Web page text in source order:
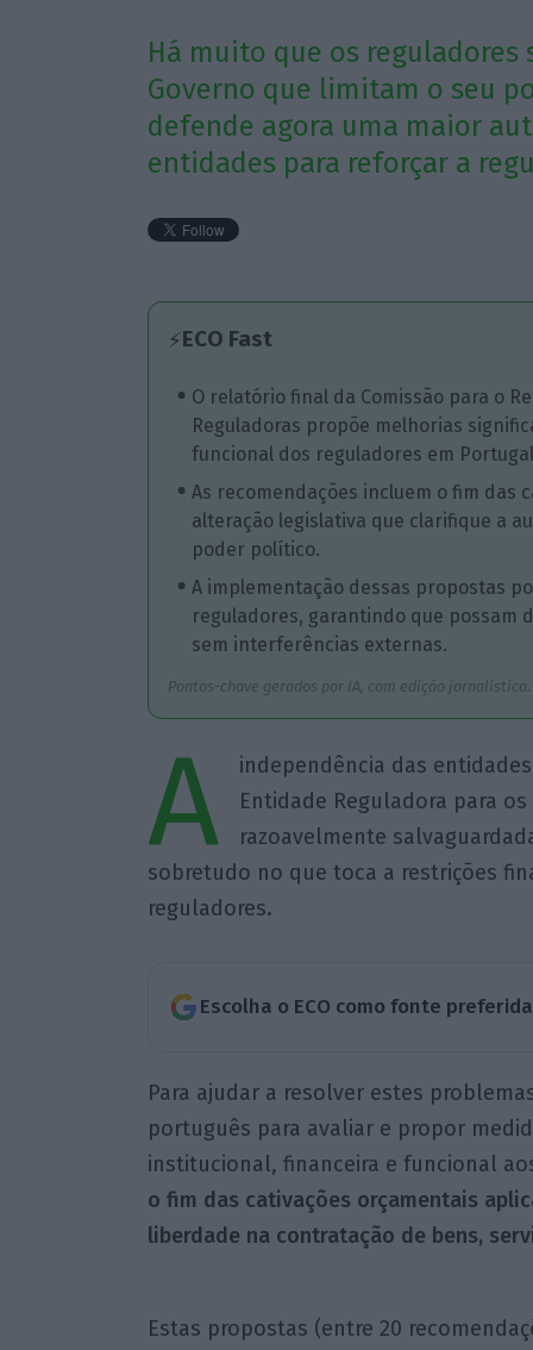
Há muito que os reguladores
Governo que limitam o seu
defende agora uma maior
entidades para reforçar a
⚡ECO Fast
O relatório final da Comissão para o
Reguladoras propõe melhorias
funcional dos reguladores em
As recomendações incluem o fim das
alteração legislativa que clarifique a
poder político.
A implementação dessas propostas
reguladores, garantindo que possam
sem interferências externas.
Pontos-chave gerados por IA, com edição jornalística.
A
independência das
Entidade Reguladora para os
razoavelmente
sobretudo no que toca a restrições
reguladores.
Escolha o ECO como fonte
Para ajudar a resolver estes
português para avaliar e propor
institucional, financeira e funcional
o fim das cativações orçamentais
liberdade na contratação de bens,
Estas propostas (entre 20